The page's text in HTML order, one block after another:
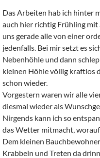
Das Arbeiten hab ich hinter
auch hier richtig Frühling mit
uns gerade alle von einer
jedenfalls. Bei mir setzt es
Nebenhöhle und dann
kleinen Höhle völlig kraftlos
schon wieder.
Vorgestern waren wir alle
diesmal wieder als
Nirgends kann ich so
das Wetter mitmacht,
Dem kleinen
Krabbeln und Treten da